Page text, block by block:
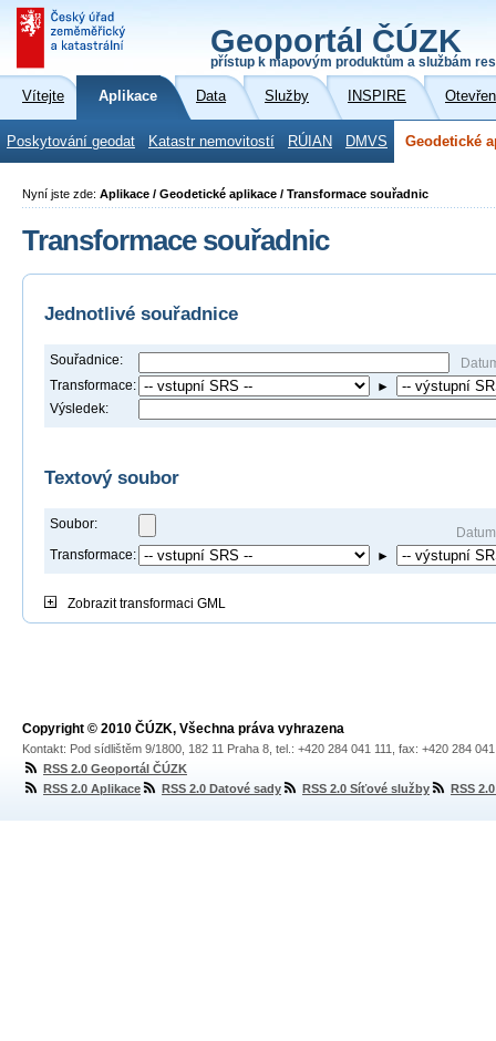
Geoportál ČÚZK
přístup k mapovým produktům a službám
Vítejte Aplikace Data Služby INSPIRE
Poskytování geodat Katastr nemovitostí RÚIAN DMVS Geodetické
Nyní jste zde: Aplikace / Geodetické aplikace / Transformace souřadnic
Transformace souřadnic
Jednotlivé souřadnice
Souřadnice:
Transformace:
►
Výsledek:
Textový soubor
Soubor:
Transformace:
►
Zobrazittransformaci GML
Copyright © 2010 ČÚZK, Všechna práva vyhrazena
Kontakt: Pod sídlištěm 9/1800, 182 11 Praha 8, tel.: +420 284 041 111, fax: +420 284
RSS 2.0 Geoportál ČÚZK
RSS 2.0 Aplikace
RSS 2.0 Datové sady RSS 2.0 Síťové služby RSS